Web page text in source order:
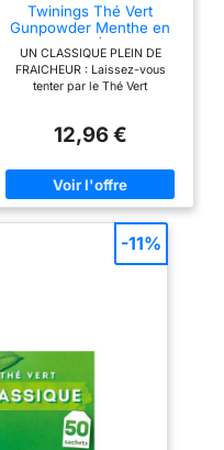
Twinings Thé Vert
Gunpowder Menthe en
Vrac 400 g (2x200 g)
UN CLASSIQUE PLEIN DE
FRAICHEUR : Laissez-vous
tenter par le Thé Vert
d’Orient roulé et de menthe
intensément rafraîchissante,
inspirée de la tradition des
pays méditerranéens UN
QUALITE TOUJOURS AU
RENDEZ-VOUS : 2 boîtes
conservation de 200 g thé en
ou à partager LE SAVOIR-FAIRE
DE NOS CREATEURS DE THES
DEPUIS 1706 : L'art d'assembler
les meilleurs ingrédients pour
un thé à l’équilibre parfait, riche
en goût et en caractère. Plus de
12,96 €
-11%